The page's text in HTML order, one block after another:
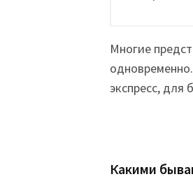
Многие
экспресс, для
Какими